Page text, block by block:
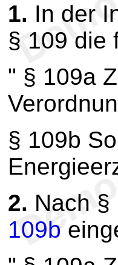
1. In der
§ 109 die
" § 109a
§ 109b
2. Nach
109b